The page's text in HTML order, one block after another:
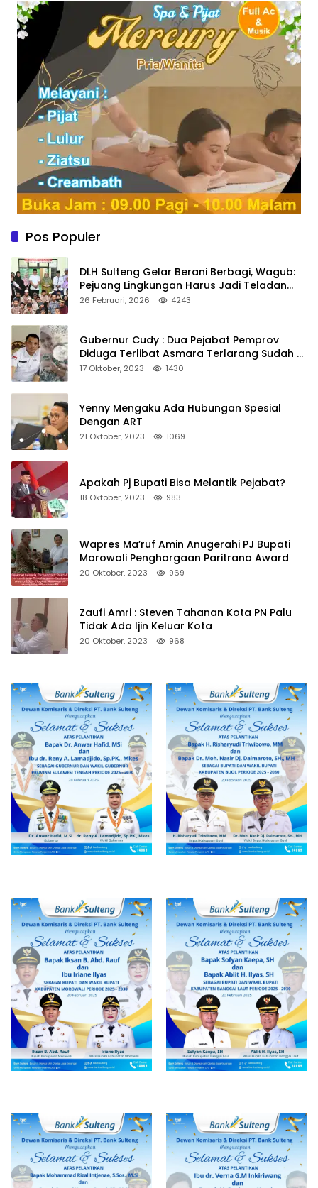
Pos Populer
DLH Sulteng Gelar Berani Berbagi, Wagub:
Pejuang Lingkungan Harus Jadi Teladan
Kepedulian
26 Februari, 2026 4243
Gubernur Cudy : Dua Pejabat Pemprov
Diduga Terlibat Asmara Terlarang Sudah di
Non Job
17 Oktober, 2023 1430
Yenny Mengaku Ada Hubungan Spesial
Dengan ART
21 Oktober, 2023 1069
Apakah Pj Bupati Bisa Melantik Pejabat?
18 Oktober, 2023 983
Wapres Ma’ruf Amin Anugerahi PJ Bupati
Morowali Penghargaan Paritrana Award
20 Oktober, 2023 969
Zaufi Amri : Steven Tahanan Kota PN Palu
Tidak Ada Ijin Keluar Kota
20 Oktober, 2023 968